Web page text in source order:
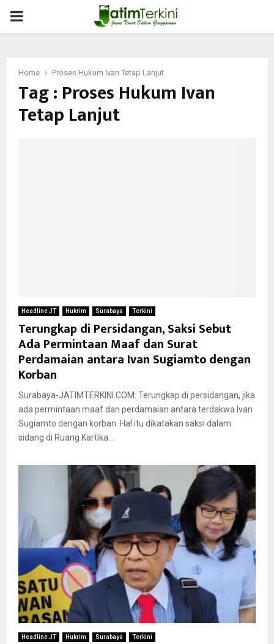
PRIMARY
Home Proses Hukum Ivan Tetap Lanjut
Tag : Proses Hukum Ivan
Tetap Lanjut
Headline JT Hukrim Surabaya Terkini
Terungkap di Persidangan, Saksi Sebut
Ada Permintaan Maaf dan Surat
Perdamaian antara Ivan Sugiamto dengan
Korban
Surabaya-JATIMTERKINI.COM: Terungkap di persidangan, jika
ada permintaan maaf dan perdamaian antara terdakwa Ivan
Sugiamto dengan korban. Hal itu dikatakan saksi dalam
sidang di Ruang Kartika...
Headline JT Hukrim Surabaya Terkini